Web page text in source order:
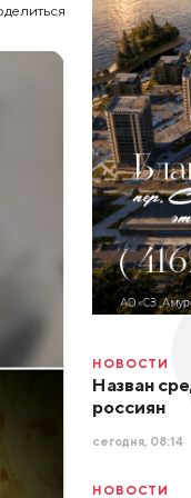
НОВОСТИ
Назван
россиян
сегодня, 08:14
НОВОСТИ